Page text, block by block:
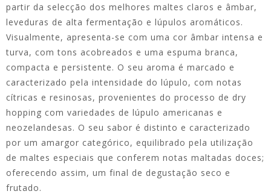
partir da selecção dos melhores maltes claros e âmbar,
leveduras de alta fermentação e lúpulos aromáticos.
Visualmente, apresenta-se com uma cor âmbar intensa e
turva, com tons acobreados e uma espuma branca,
compacta e persistente. O seu aroma é marcado e
caracterizado pela intensidade do lúpulo, com notas
cítricas e resinosas, provenientes do processo de dry
hopping com variedades de lúpulo americanas e
neozelandesas. O seu sabor é distinto e caracterizado
por um amargor categórico, equilibrado pela utilização
de maltes especiais que conferem notas maltadas doces;
oferecendo assim, um final de degustação seco e
frutado.